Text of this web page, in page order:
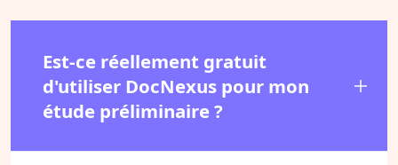
Est-ce réellement gratuit
d'utiliser DocNexus pour mon
étude préliminaire ?